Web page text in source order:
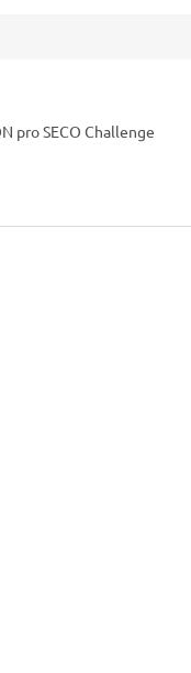
pro SECO Challenge